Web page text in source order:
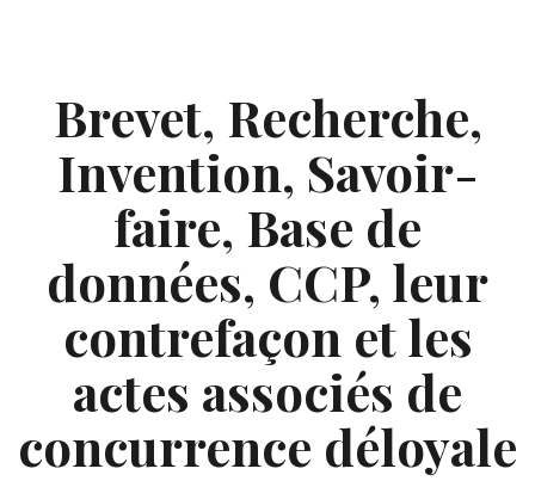
Brevet, Recherche,
Invention, Savoir-
faire, Base de
données, CCP, leur
contrefaçon et les
actes associés de
concurrence déloyale